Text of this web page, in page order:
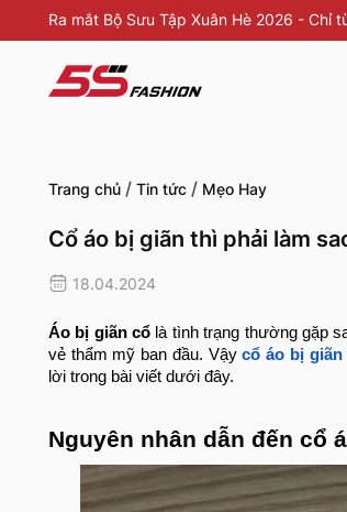
Ra mắt Bộ Sưu Tập Xuân Hè 2026 - Chỉ
Trang chủ / Tin tức / Mẹo Hay
Cổ áo bị giãn thì phải làm
18.04.2024
Áo bị giãn cổ là tình trạng thường gặp
vẻ thẩm mỹ ban đầu. Vậy cổ áo bị
lời trong bài viết dưới đây.
Nguyên nhân dẫn đến cổ